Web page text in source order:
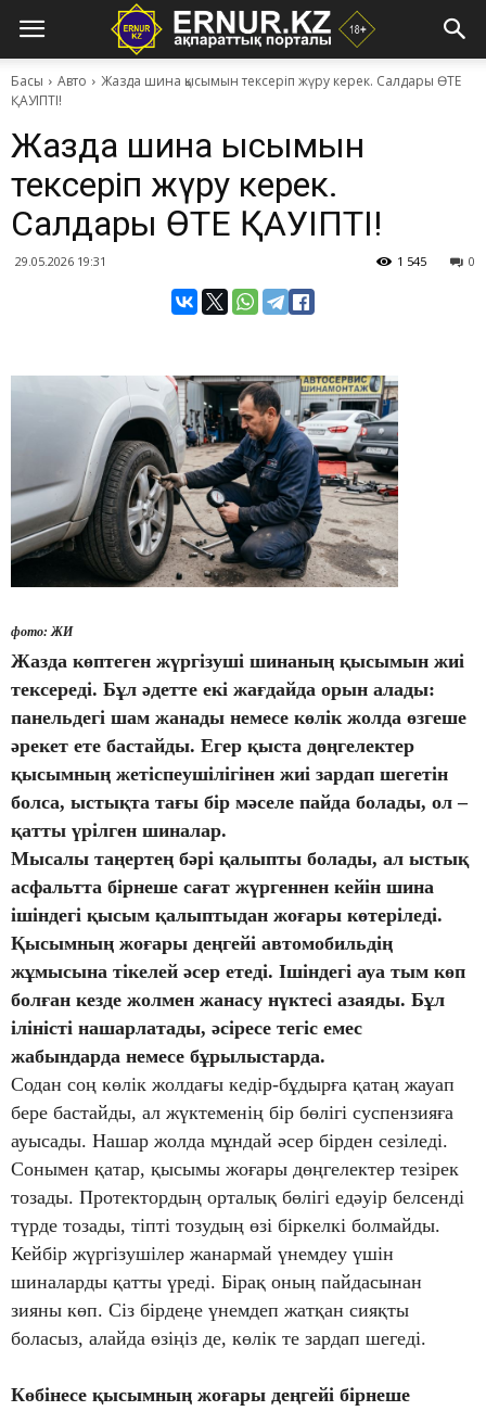
Басы Авто
Жазда шина қысымын тексеріп жүру керек. Салдары ӨТЕ
ҚАУІПТІ!
Жазда шина қысымын
тексеріп жүру керек.
Салдары ӨТЕ ҚАУІПТІ!
29.05.2026 19:31 0
1 545
фото: ЖИ
Жазда көптеген жүргізуші шинаның қысымын жиі
тексереді. Бұл әдетте екі жағдайда орын алады:
панельдегі шам жанады немесе көлік жолда өзгеше
әрекет ете бастайды. Егер қыста дөңгелектер
қысымның жетіспеушілігінен жиі зардап шегетін
болса, ыстықта тағы бір мәселе пайда болады, ол –
қатты үрілген шиналар.
Мысалы таңертең бәрі қалыпты болады, ал ыстық
асфальтта бірнеше сағат жүргеннен кейін шина
ішіндегі қысым қалыптыдан жоғары көтеріледі.
Қысымның жоғары деңгейі автомобильдің
жұмысына тікелей әсер етеді. Ішіндегі ауа тым көп
болған кезде жолмен жанасу нүктесі азаяды. Бұл
іліністі нашарлатады, әсіресе тегіс емес
жабындарда немесе бұрылыстарда.
Содан соң көлік жолдағы кедір-бұдырға қатаң жауап
бере бастайды, ал жүктеменің бір бөлігі суспензияға
ауысады. Нашар жолда мұндай әсер бірден сезіледі.
Сонымен қатар, қысымы жоғары дөңгелектер тезірек
тозады. Протектордың орталық бөлігі едәуір белсенді
түрде тозады, тіпті тозудың өзі біркелкі болмайды.
Кейбір жүргізушілер жанармай үнемдеу үшін
шиналарды қатты үреді. Бірақ оның пайдасынан
зияны көп. Сіз бірдеңе үнемдеп жатқан сияқты
боласыз, алайда өзіңіз де, көлік те зардап шегеді.
Көбінесе қысымның жоғары деңгейі бірнеше